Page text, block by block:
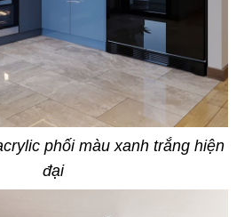
phối màu xanh trắng hiện
đại